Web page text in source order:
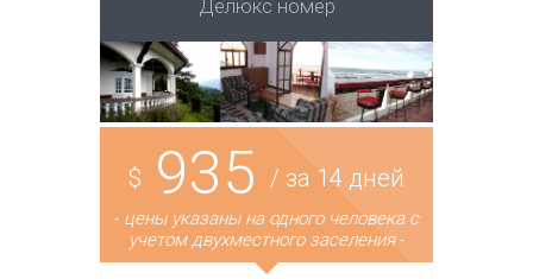
Делюкс номер
$ 935 / за 14 дней
- цены указаны на одного человека с
учетом двухместного заселения-